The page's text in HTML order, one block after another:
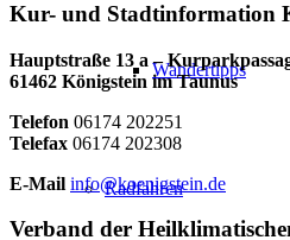
Wandertipps
Radfahren
Kur- und Stadtinformation
Hauptstraße 13 a –
61462 Königstein im Taunus
Telefon 06174 202251
Telefax 06174 202308
E-Mail info@koenigstein.de
Verband der